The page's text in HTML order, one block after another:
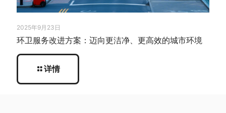
2025年9月23日
环卫服务改进方案：迈向更洁净、更高效的城市环境
详情